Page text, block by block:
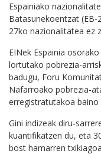
Espainiako
Batasunekoentzat (EB-
27ko nazionalitatea ez
EINek Espainia
lortutako pobrezia-
badugu, Foru
Nafarroako pobrezia-
erregistratutakoa
Gini indizeak diru-
kuantifikatzen du, eta
bost hamarren